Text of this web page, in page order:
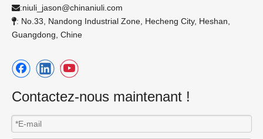
:niuli_jason@chinaniuli.com
: No.33, Nandong Industrial Zone, Hecheng City, Heshan,
Guangdong, Chine
Contactez-nous maintenant !